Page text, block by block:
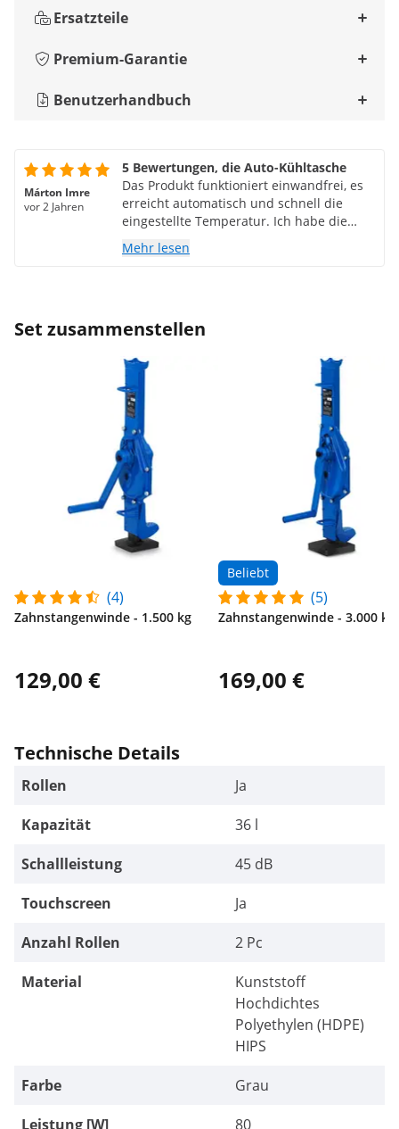
Ersatzteile
Premium-Garantie
Benutzerhandbuch
Márton Imre
vor 2 Jahren
5 Bewertungen, die Auto-Kühltasche
Das Produkt funktioniert einwandfrei, es
erreicht automatisch und schnell die
eingestellte Temperatur. Ich habe die
Bluetooth-Anwendung noch nicht
heruntergeladen, um es auszuprobieren.
Mehr lesen
Set zusammenstellen
(4)
Zahnstangenwinde - 1.500 kg
129,00 €
Beliebt
(5)
Zahnstangenwinde - 3.000 kg
169,00 €
Technische Details
Rollen
Ja
Kapazität
36 l
Schallleistung
45 dB
Touchscreen
Ja
Anzahl Rollen
2 Pc
Material
Kunststoff
Hochdichtes
Polyethylen (HDPE)
HIPS
Farbe
Grau
Leistung [W]
80